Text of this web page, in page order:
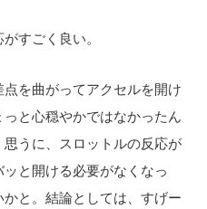
すごく良い。
を曲がってアクセルを開け
と心穏やかではなかったん
うに、スロットルの反応が
と開ける必要がなくなっ
と。結論としては、すげー